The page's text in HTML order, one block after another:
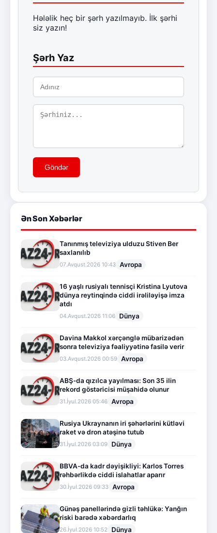
Hələlik heç bir şərh yazılmayıb. İlk şərhi
siz yazın!
Şərh Yaz
Göndər
Ən Son Xəbərlər
Tanınmış televiziya ulduzu Stiven Ber
saxlanılıb
07.Avqust.2026 10:43 Avropa
16 yaşlı rusiyalı tennisçi Kristina Lyutova
dünya reytinqində ciddi irəliləyişə imza
atdı
04.Avqust.2026 11:06 Dünya
Davina Makkol xərçənglə mübarizədən
sonra televiziya fəaliyyətinə fasilə verir
03.Avqust.2026 00:59 Avropa
ABŞ-da qızılca yayılması: Son 35 ilin
rekord göstəricisi müşahidə olunur
31.İyul.2026 05:46 Avropa
Rusiya Ukraynanın iri şəhərlərini kütləvi
raket və dron atəşinə tutub
31.İyul.2026 03:09 Dünya
BBVA-da kadr dəyişikliyi: Karlos Torres
rəhbərlikdə ciddi islahatlar aparır
30.İyul.2026 09:33 Avropa
Günəş panellərində gizli təhlükə: Yanğın
riski barədə xəbərdarlıq
26.İyul.2026 10:52 Dünya